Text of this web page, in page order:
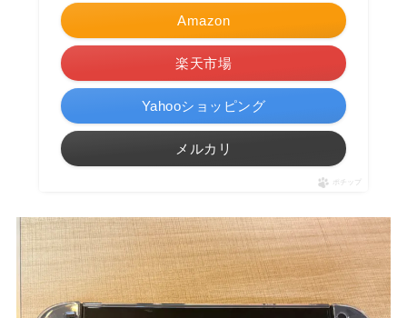
Amazon
楽天市場
Yahooショッピング
メルカリ
ポチップ